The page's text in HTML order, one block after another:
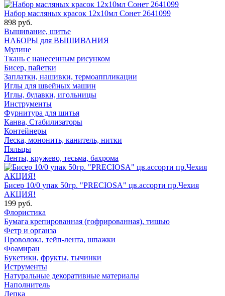
Набор масляных красок 12х10мл Сонет 2641099
898 руб.
Вышивание, шитье
НАБОРЫ для ВЫШИВАНИЯ
Мулине
Ткань с нанесенным рисунком
Бисер, пайетки
Заплатки, нашивки, термоаппликации
Иглы для швейных машин
Иглы, булавки, игольницы
Инструменты
Фурнитура для шитья
Канва, Стабилизаторы
Контейнеры
Леска, мононить, канитель, нитки
Пяльцы
Ленты, кружево, тесьма, бахрома
Бисер 10/0 упак 50гр. "PRECIOSA" цв.ассорти пр.Чехия
АКЦИЯ!
199 руб.
Флористика
Бумага крепированная (гофрированная), тишью
Фетр и органза
Проволока, тейп-лента, шпажки
Фоамиран
Букетики, фрукты, тычинки
Иструменты
Натуральные декоративные материалы
Наполнитель
Лепка